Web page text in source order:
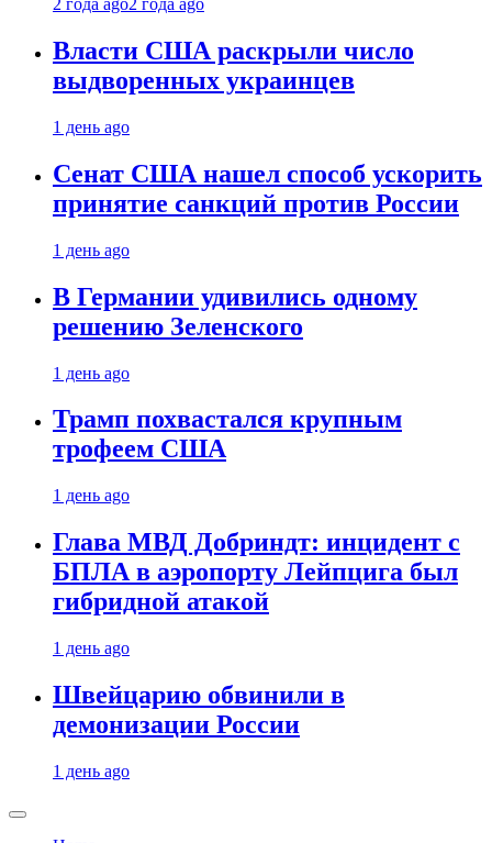
2 года ago2 года ago
Власти США раскрыли число
выдворенных украинцев
1 день ago
Сенат США нашел способ ускорить
принятие санкций против России
1 день ago
В Германии удивились одному
решению Зеленского
1 день ago
Трамп похвастался крупным
трофеем США
1 день ago
Глава МВД Добриндт: инцидент с
БПЛА в аэропорту Лейпцига был
гибридной атакой
1 день ago
Швейцарию обвинили в
демонизации России
1 день ago